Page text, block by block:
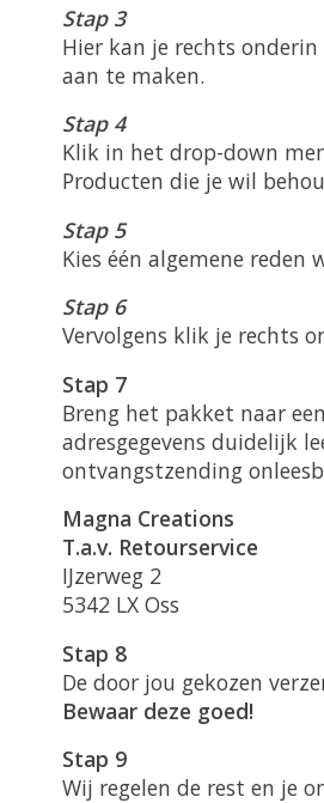
Stap 3
Hier kan je rechts
aan te maken.
Stap 4
Klik in het drop-down
Producten die je wil
Stap 5
Kies één algemene
Stap 6
Vervolgens klik je rechts
Stap 7
Breng het pakket naar
adresgegevens duidelijk
ontvangstzending
Magna Creations
T.a.v. Retourservice
IJzerweg 2
5342 LX Oss
Stap 8
De door jou gekozen
Bewaar deze goed!
Stap 9
Wij regelen de rest en je